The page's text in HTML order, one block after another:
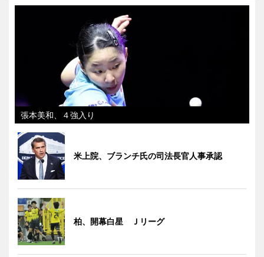
張本美和、４強入り
米上院、ブランチ氏の司法長官人事承認
柏、開幕白星 Ｊリーグ